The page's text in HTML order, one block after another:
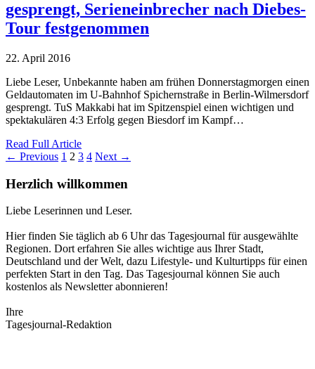
gesprengt, Serieneinbrecher nach Diebes-
Tour festgenommen
22. April 2016
Liebe Leser, Unbekannte haben am frühen Donnerstagmorgen einen
Geldautomaten im U-Bahnhof Spichernstraße in Berlin-Wilmersdorf
gesprengt. TuS Makkabi hat im Spitzenspiel einen wichtigen und
spektakulären 4:3 Erfolg gegen Biesdorf im Kampf…
Read Full Article
← Previous 1 2 3 4 Next →
Herzlich willkommen
Liebe Leserinnen und Leser.
Hier finden Sie täglich ab 6 Uhr das Tagesjournal für ausgewählte
Regionen. Dort erfahren Sie alles wichtige aus Ihrer Stadt,
Deutschland und der Welt, dazu Lifestyle- und Kulturtipps für einen
perfekten Start in den Tag. Das Tagesjournal können Sie auch
kostenlos als Newsletter abonnieren!
Ihre
Tagesjournal-Redaktion